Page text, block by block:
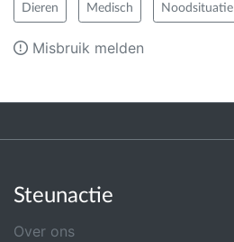
Dieren Medisch Noodsituatie
Misbruik melden
Steunactie
Over ons